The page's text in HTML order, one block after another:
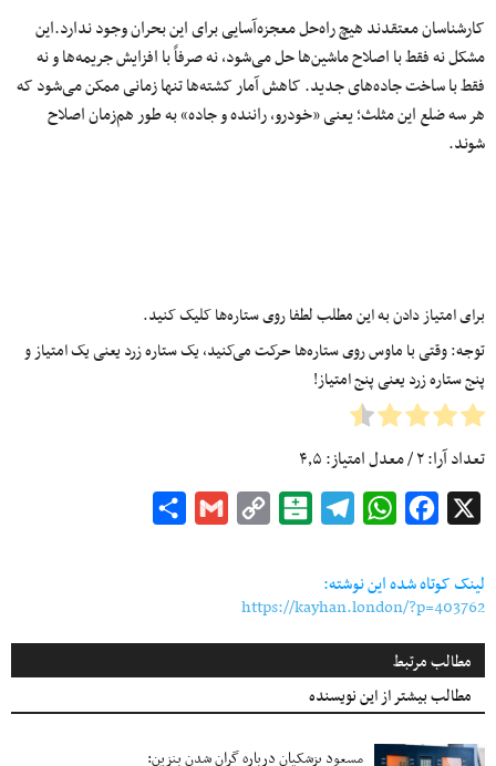
کارشناسان معتقدند هیچ راه‌حل معجزه‌آسایی برای این بحران وجود ندارد.این
مشکل نه فقط با اصلاح ماشین‌ها حل می‌شود، نه صرفاً با افزایش جریمه‌ها و نه
فقط با ساخت جاده‌های جدید. کاهش آمار کشته‌ها تنها زمانی ممکن می‌شود که
هر سه ضلع این مثلث؛ یعنی «خودرو، راننده و جاده» به طور هم‌زمان اصلاح
شوند.
برای امتیاز دادن به این مطلب لطفا روی ستاره‌ها کلیک کنید.
توجه: وقتی با ماوس روی ستاره‌ها حرکت می‌کنید، یک ستاره زرد یعنی یک امتیاز و
پنج ستاره زرد یعنی پنج امتیاز!
تعداد آرا:۲/ معدل امتیاز:۴٫۵
Facebook
WhatsApp
Telegram
Balatarin
Copy
Gmail
لینک کوتاه شده این نوشته:
https://kayhan.london/?p=403762
مطالب مرتبط
مطالب بیشتر از این نویسنده
مسعود پزشکیان درباره گران شدن بنزین: